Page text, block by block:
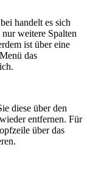
handelt es sich
weitere Spalten
ist über eine
das
diese über den
entfernen. Für
über das